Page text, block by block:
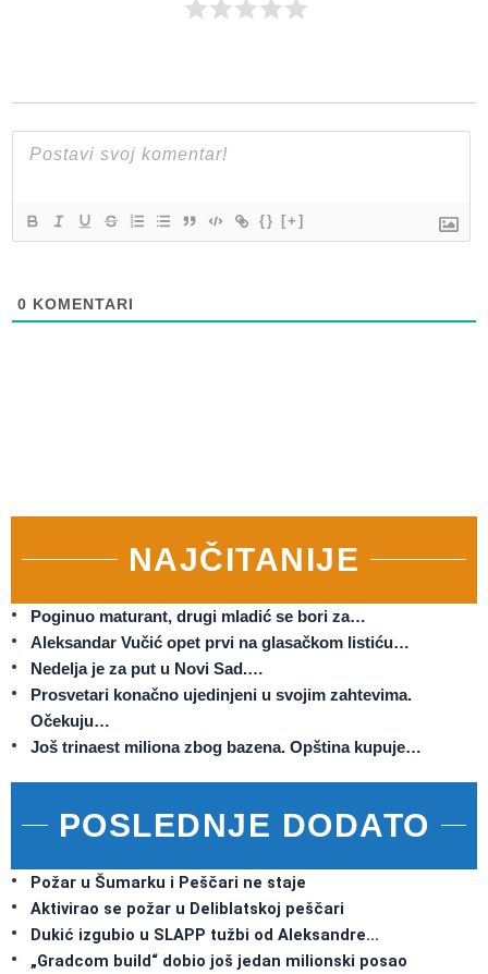
{} [+]
0 KOMENTARI
NAJČITANIJE
Poginuo maturant, drugi mladić se bori za…
Aleksandar Vučić opet prvi na glasačkom listiću…
Nedelja je za put u Novi Sad.…
Prosvetari konačno ujedinjeni u svojim zahtevima.
Očekuju…
Još trinaest miliona zbog bazena. Opština kupuje…
POSLEDNJE DODATO
Požar u Šumarku i Peščari ne staje
Aktivirao se požar u Deliblatskoj peščari
Dukić izgubio u SLAPP tužbi od Aleksandre…
„Gradcom build“ dobio još jedan milionski posao